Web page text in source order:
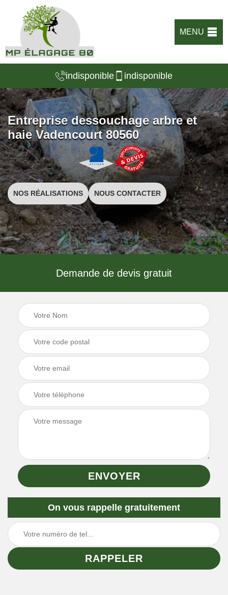
MENU
indisponible indisponible
Entreprise dessouchage arbre et
haie Vadencourt 80560
NOS RÉALISATIONS NOUS CONTACTER
Demande de devis gratuit
On vous rappelle gratuitement